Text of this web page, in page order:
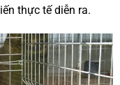
thực tế diễn ra.